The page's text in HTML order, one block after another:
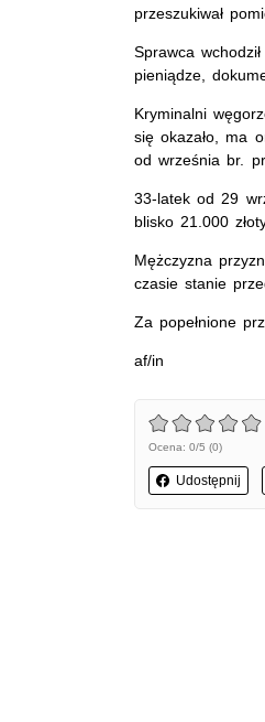
przeszukiwał
Sprawca
pieniądze,
Kryminalni
się okazało, ma
od września br.
33-latek od 29
blisko 21.000
Mężczyzna
czasie stanie
Za popełnione
af/in
Ocena: 0/5 (0)
Udostępnij